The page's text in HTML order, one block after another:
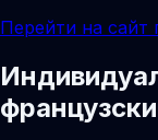
Перейти на сайт